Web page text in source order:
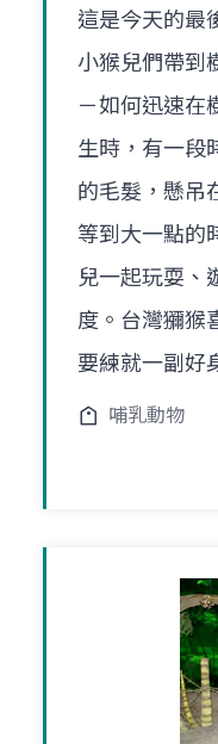
這是今天的最
小猴兒們帶到
－如何迅速在
生時，有一段
的毛髮，懸吊
等到大一點的
兒一起玩耍、
度。台灣獼猴
要練就一副好
哺乳動物